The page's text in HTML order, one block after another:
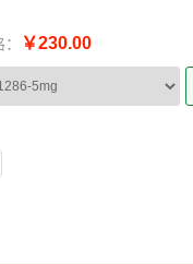
￥230.00